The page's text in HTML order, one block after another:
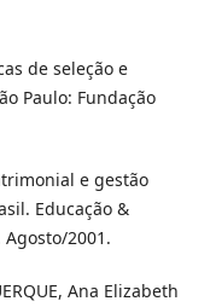
de seleção e
Paulo: Fundação
e gestão
Educação &
Agosto/2001.
Ana Elizabeth